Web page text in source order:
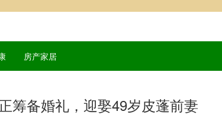
房产家居
筹备婚礼，迎娶49岁皮蓬前妻